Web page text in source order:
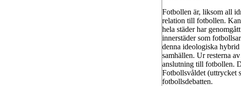
Fotbollen är, liksom all
relation till fotbollen.
hela städer har
innerstäder som
denna ideologiska
samhällen. Ur resterna
anslutning till fotbollen.
Fotbollsvåldet (uttrycket
fotbollsdebatten.